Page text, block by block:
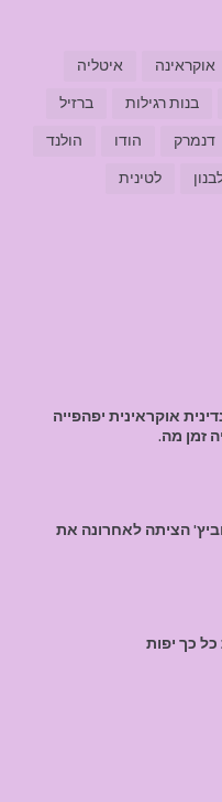
אוקראינה
איטליה
בנות רגילות
ברזיל
דנמרק הודו
הולנד
לטינית
אוקראינית יפהפייה
זמן מה.
הציתה לאחרונה את
כך יפות